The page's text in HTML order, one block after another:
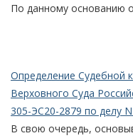
По данному основанию
Определение Судебной
Верховного Суда
305-ЭС20-2879 по делу
В свою очередь,